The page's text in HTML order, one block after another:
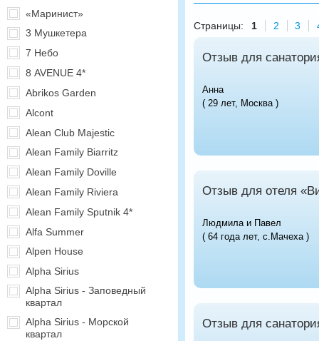
«Маринист»
3 Мушкетера
7 Небо
8 AVENUE 4*
Abrikos Garden
Alcont
Alean Club Majestic
Alean Family Biarritz
Alean Family Doville
Alean Family Riviera
Alean Family Sputnik 4*
Alfa Summer
Alpen House
Alpha Sirius
Alpha Sirius - Заповедный
квартал
Alpha Sirius - Морской
квартал
Страницы: 1 2 3
Отзыв для
Анна
( 29 лет, Москва )
Отзыв для отеля
Людмила и Павел
( 64 года лет, с.Мачеха )
Отзыв для